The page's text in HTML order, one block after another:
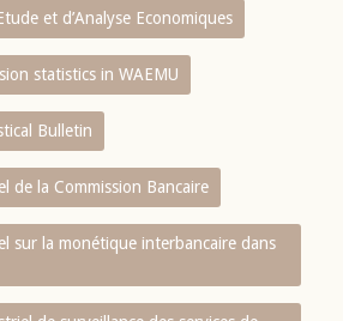
et d’Analyse Economiques
statistics in WAEMU
Bulletin
de la Commission Bancaire
sur la monétique interbancaire dans